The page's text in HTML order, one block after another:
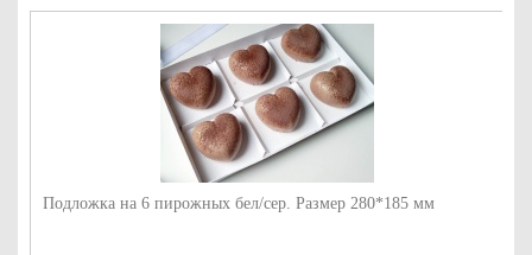
Подложка на 6 пирожных бел/сер. Размер 280*185 мм